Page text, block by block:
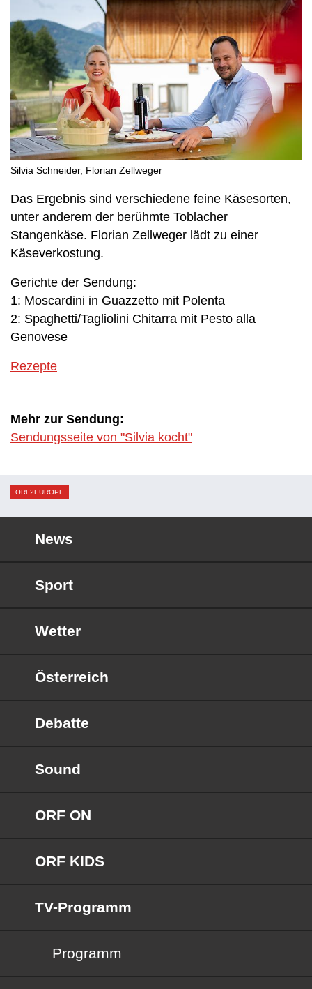
Silvia Schneider, Florian Zellweger
Das Ergebnis sind verschiedene feine Käsesorten,
unter anderem der berühmte Toblacher
Stangenkäse. Florian Zellweger lädt zu einer
Käseverkostung.
Gerichte der Sendung:
1: Moscardini in Guazzetto mit Polenta
2: Spaghetti/Tagliolini Chitarra mit Pesto alla
Genovese
Rezepte
Mehr zur Sendung:
Sendungsseite von "Silvia kocht"
ORF2EUROPE
News
Sport
Wetter
Österreich
Debatte
Sound
ORF ON
ORF KIDS
TV-Programm
Programm